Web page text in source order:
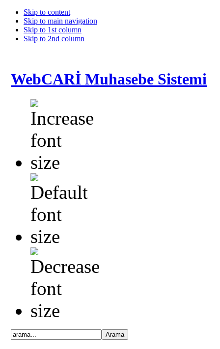
Skip to content
Skip to main navigation
Skip to 1st column
Skip to 2nd column
WebCARİ Muhasebe Sistemi